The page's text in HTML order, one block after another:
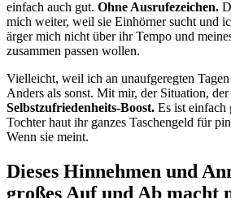
einfach auch gut. Ohne Ausrufezeichen.
mich weiter, weil sie Einhörner sucht und
ärger mich nicht über ihr Tempo und
zusammen passen wollen.
Vielleicht, weil ich an unaufgeregten
Anders als sonst. Mit mir, der Situation, der
Selbstzufriedenheits-Boost. Es ist einfach
Tochter haut ihr ganzes Taschengeld für
Wenn sie meint.
Dieses Hinnehmen und
großes Auf und Ab macht